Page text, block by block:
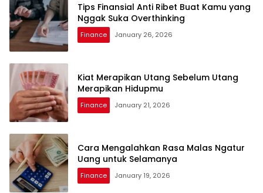
Tips Finansial Anti Ribet Buat Kamu yang
Nggak Suka Overthinking
Finance January 26, 2026
Kiat Merapikan Utang Sebelum Utang
Merapikan Hidupmu
Finance January 21, 2026
Cara Mengalahkan Rasa Malas Ngatur
Uang untuk Selamanya
Finance January 19, 2026